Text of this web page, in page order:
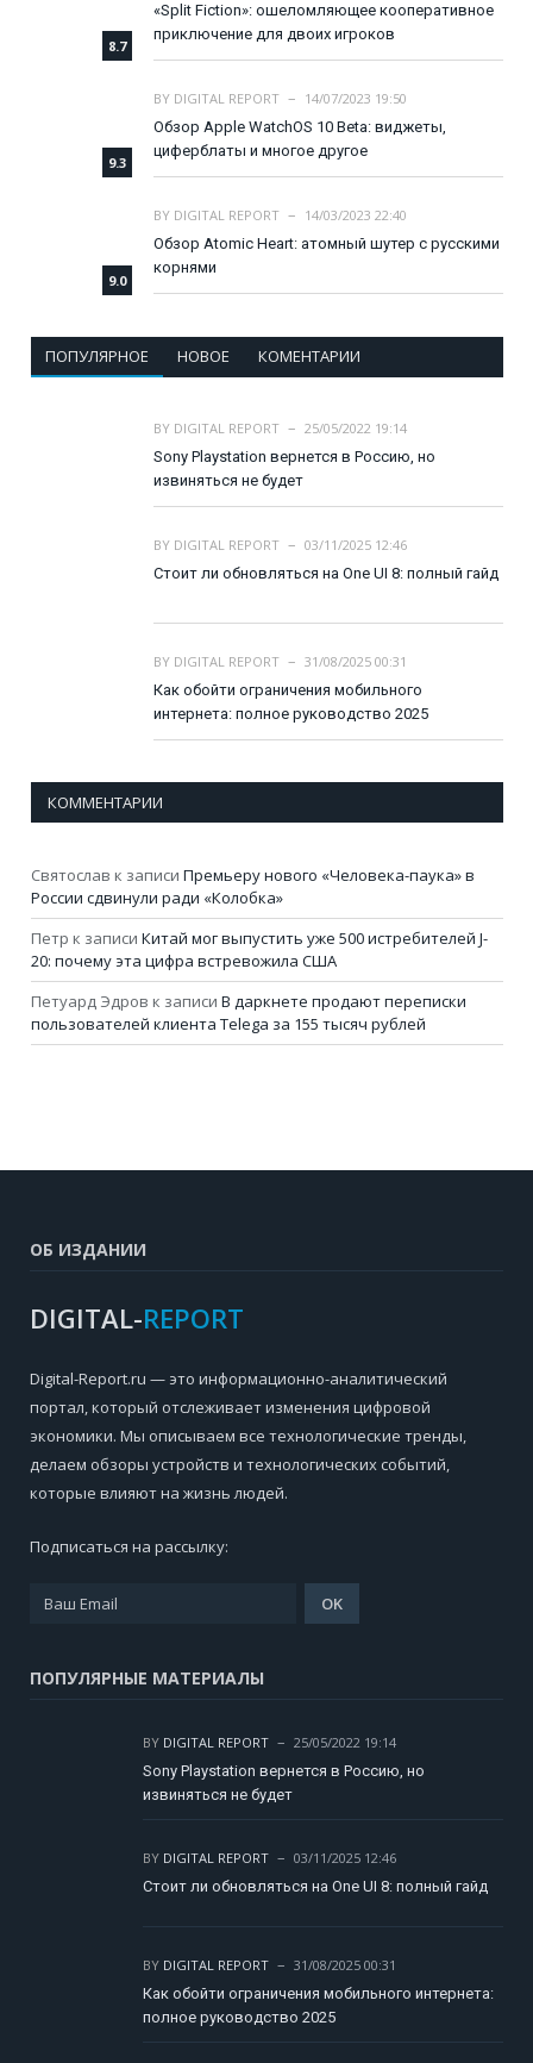
8.7
«Split Fiction»: ошеломляющее кооперативное
приключение для двоих игроков
9.3
BY DIGITAL REPORT
14/07/2023 19:50
Обзор Apple WatchOS 10 Beta: виджеты,
циферблаты и многое другое
9.0
BY DIGITAL REPORT
14/03/2023 22:40
Обзор Atomic Heart: атомный шутер с русскими
корнями
ПОПУЛЯРНОЕ НОВОЕ КОМЕНТАРИИ
BY DIGITAL REPORT
25/05/2022 19:14
Sony Playstation вернется в Россию, но
извиняться не будет
BY DIGITAL REPORT
03/11/2025 12:46
Стоит ли обновляться на One UI 8: полный гайд
BY DIGITAL REPORT
31/08/2025 00:31
Как обойти ограничения мобильного
интернета: полное руководство 2025
КОММЕНТАРИИ
Святослав к записи Премьеру нового «Человека-паука» в
России сдвинули ради «Колобка»
Петр к записи Китай мог выпустить уже 500 истребителей J-
20: почему эта цифра встревожила США
Петуард Эдров к записи В даркнете продают переписки
пользователей клиента Telega за 155 тысяч рублей
ОБ ИЗДАНИИ
DIGITAL-REPORT
Digital-Report.ru — это информационно-аналитический
портал, который отслеживает изменения цифровой
экономики. Мы описываем все технологические тренды,
делаем обзоры устройств и технологических событий,
которые влияют на жизнь людей.
Подписаться на рассылку:
ПОПУЛЯРНЫЕ МАТЕРИАЛЫ
BY DIGITAL REPORT
25/05/2022 19:14
Sony Playstation вернется в Россию, но
извиняться не будет
BY DIGITAL REPORT
03/11/2025 12:46
Стоит ли обновляться на One UI 8: полный гайд
BY DIGITAL REPORT
31/08/2025 00:31
Как обойти ограничения мобильного интернета:
полное руководство 2025